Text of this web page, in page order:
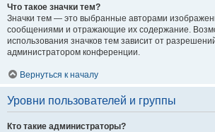
Что такое значки тем?
Значки тем — это выбранные авторами
сообщениями и отражающие их содержание.
использования значков тем зависит от
администратором конференции.
Вернуться к началу
Уровни пользователей и группы
Кто такие администраторы?